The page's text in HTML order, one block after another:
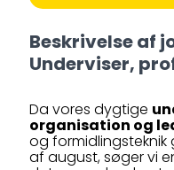
Beskrivelse af
Underviser,
Da vores dygtige
organisation og
og
af august, søger vi